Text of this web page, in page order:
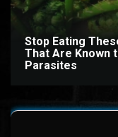
Stop Eating
That Are Known
Parasites